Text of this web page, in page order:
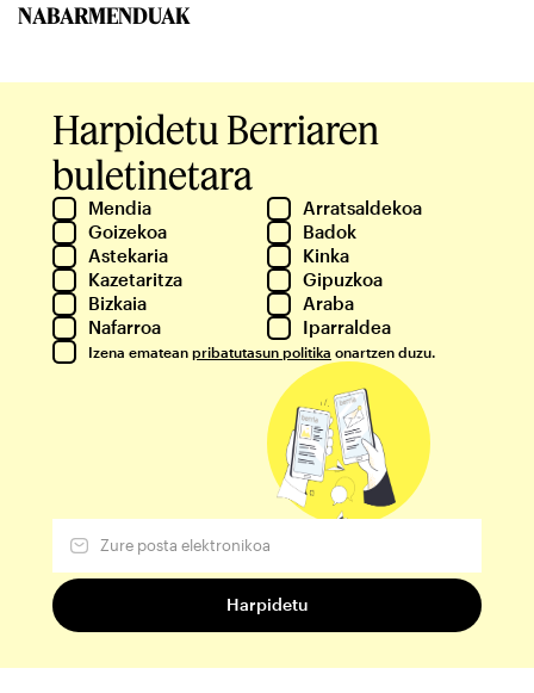
NABARMENDUAK
Harpidetu Berriaren
buletinetara
Mendia
Arratsaldekoa
Goizekoa
Badok
Astekaria
Kinka
Kazetaritza
Gipuzkoa
Bizkaia
Araba
Nafarroa
Iparraldea
Izena ematean pribatutasun politika onartzen duzu.